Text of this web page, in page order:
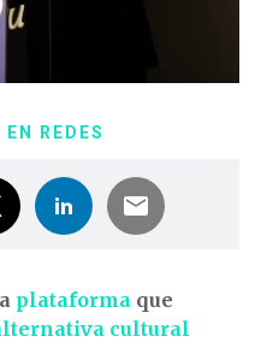
REDES
plataforma que
cultural